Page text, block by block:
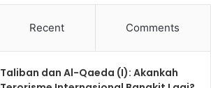
Recent Comments
Taliban dan Al-Qaeda (I): Akankah